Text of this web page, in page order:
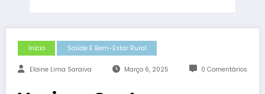
Início Saúde E Bem-Estar Rural
Elaine Lima Saraiva Março 6, 2025 0 Comentários